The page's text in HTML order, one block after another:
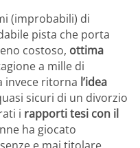
(improbabili) di
pista che porta
costoso, ottima
a mille di
invece ritorna l’idea
sicuri di un divorzio
i rapporti tesi con il
ha giocato